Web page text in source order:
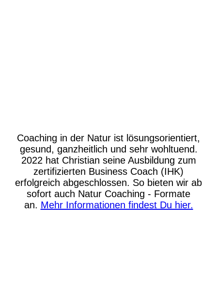
Coaching in der Natur ist lösungsorientiert,
gesund, ganzheitlich und sehr wohltuend.
2022 hat Christian seine Ausbildung zum
zertifizierten Business Coach (IHK)
erfolgreich abgeschlossen. So bieten wir ab
sofort auch Natur Coaching - Formate
an. Mehr Informationen findest Du hier.